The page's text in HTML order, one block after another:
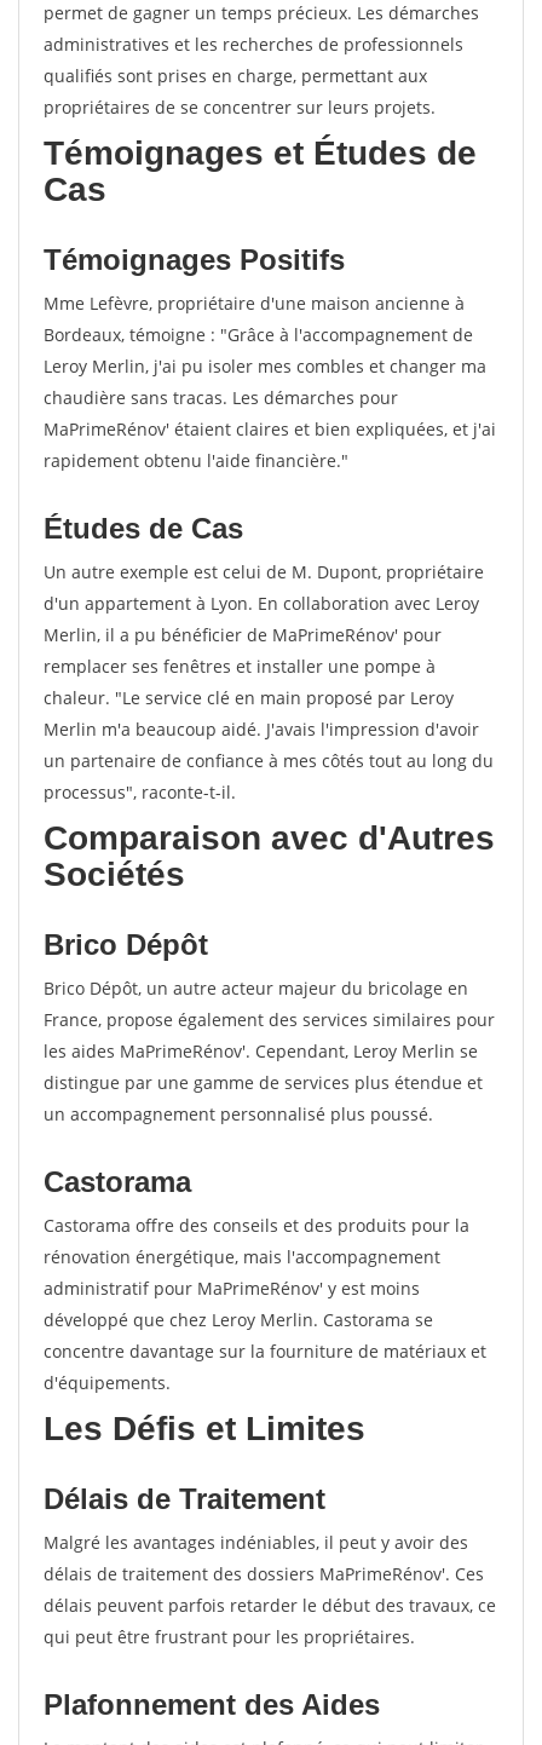
permet de gagner un temps précieux. Les démarches
administratives et les recherches de professionnels
qualifiés sont prises en charge, permettant aux
propriétaires de se concentrer sur leurs projets.
Témoignages et Études de
Cas
Témoignages Positifs
Mme Lefèvre, propriétaire d'une maison ancienne à
Bordeaux, témoigne : "Grâce à l'accompagnement de
Leroy Merlin, j'ai pu isoler mes combles et changer ma
chaudière sans tracas. Les démarches pour
MaPrimeRénov' étaient claires et bien expliquées, et j'ai
rapidement obtenu l'aide financière."
Études de Cas
Un autre exemple est celui de M. Dupont, propriétaire
d'un appartement à Lyon. En collaboration avec Leroy
Merlin, il a pu bénéficier de MaPrimeRénov' pour
remplacer ses fenêtres et installer une pompe à
chaleur. "Le service clé en main proposé par Leroy
Merlin m'a beaucoup aidé. J'avais l'impression d'avoir
un partenaire de confiance à mes côtés tout au long du
processus", raconte-t-il.
Comparaison avec d'Autres
Sociétés
Brico Dépôt
Brico Dépôt, un autre acteur majeur du bricolage en
France, propose également des services similaires pour
les aides MaPrimeRénov'. Cependant, Leroy Merlin se
distingue par une gamme de services plus étendue et
un accompagnement personnalisé plus poussé.
Castorama
Castorama offre des conseils et des produits pour la
rénovation énergétique, mais l'accompagnement
administratif pour MaPrimeRénov' y est moins
développé que chez Leroy Merlin. Castorama se
concentre davantage sur la fourniture de matériaux et
d'équipements.
Les Défis et Limites
Délais de Traitement
Malgré les avantages indéniables, il peut y avoir des
délais de traitement des dossiers MaPrimeRénov'. Ces
délais peuvent parfois retarder le début des travaux, ce
qui peut être frustrant pour les propriétaires.
Plafonnement des Aides